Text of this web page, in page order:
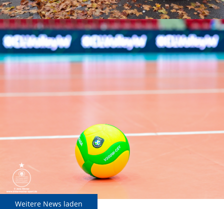
Weitere News laden